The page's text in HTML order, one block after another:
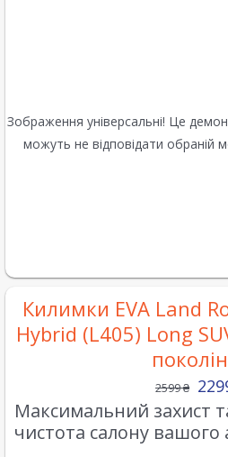
Зображення універсальні! Це
можуть не відповідати обраній
Килимки EVA Land
Hybrid (L405) Long
2599₴
Максимальний захист
чистота салону вашого